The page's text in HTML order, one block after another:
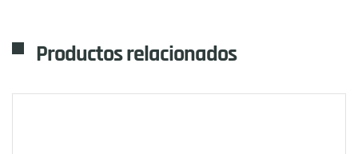
Productos relacionados